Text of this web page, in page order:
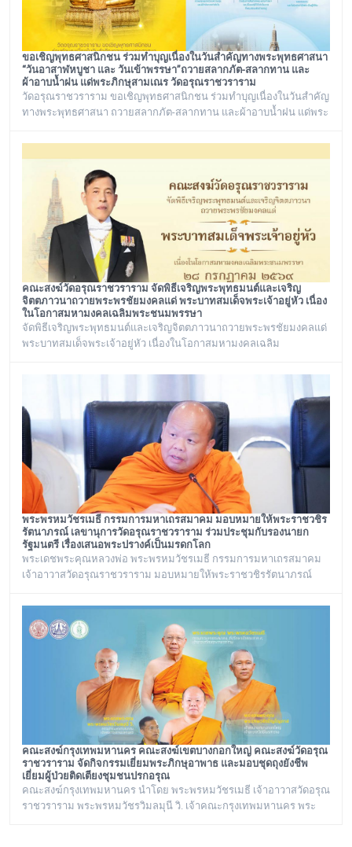
ขอเชิญพุทธศาสนิกชน ร่วมทำบุญเนื่องในวันสำคัญทางพระพุทธศาสนา
“วันอาสาฬหบูชา และ วันเข้าพรรษา”ถวายสลากภัต-สลากทาน และ
ผ้าอาบน้ำฝน แด่พระภิกษุสามเณร วัดอรุณราชวราราม
วัดอรุณราชวราราม ขอเชิญพุทธศาสนิกชน ร่วมทำบุญเนื่องในวันสำคัญ
ทางพระพุทธศาสนา ถวายสลากภัต-สลากทาน และผ้าอาบน้ำฝน แด่พระ
พ.ศ. ๒๕๖๙ เวลา ๑๒.๐๐ น. ณ พระวิหาร วัดอรุณราชวราราม
กรุงเทพมหานคร
คณะสงฆ์วัดอรุณราชวราราม จัดพิธีเจริญพระพุทธมนต์และเจริญ
จิตตภาวนาถวายพระพรชัยมงคลแด่ พระบาทสมเด็จพระเจ้าอยู่หัว เนื่อง
ในโอกาสมหามงคลเฉลิมพระชนมพรรษา
จัดพิธีเจริญพระพุทธมนต์และเจริญจิตตภาวนาถวายพระพรชัยมงคลแด่
พระบาทสมเด็จพระเจ้าอยู่หัว เนื่องในโอกาสมหามงคลเฉลิม
ราชวราราม กรุงเทพเทพมหานครในวันอังคาร ที่ ๒๘ กรกฎาคม ๒๕๖๙
พระพรหมวัชรเมธี กรรมการมหาเถรสมาคม มอบหมายให้พระราชวชิร
รัตนาภรณ์ เลขานุการวัดอรุณราชวราราม ร่วมประชุมกับรองนายก
รัฐมนตรี เรื่องเสนอพระปรางค์เป็นมรดกโลก
พระเดชพระคุณหลวงพ่อ พระพรหมวัชรเมธี กรรมการมหาเถรสมาคม
เจ้าอาวาสวัดอรุณราชวราราม มอบหมายให้พระราชวชิรรัตนาภรณ์
รัฐมนตรี เรื่องเสนอพระปรางค์เป็นมรดกโลก ณ ทำเนียบรัฐบาล
คณะสงฆ์กรุงเทพมหานคร คณะสงฆ์เขตบางกอกใหญ่ คณะสงฆ์วัดอรุณ
ราชวราราม จัดกิจกรรมเยี่ยมพระภิกษุอาพาธ และมอบชุดถุงยังชีพ
เยี่ยมผู้ป่วยติดเตียงชุมชนปรกอรุณ
คณะสงฆ์กรุงเทพมหานคร นำโดย พระพรหมวัชรเมธี เจ้าอาวาสวัดอรุณ
ราชวราราม พระพรหมวัชรวิมลมุนี วิ. เจ้าคณะกรุงเทพมหานคร พระ